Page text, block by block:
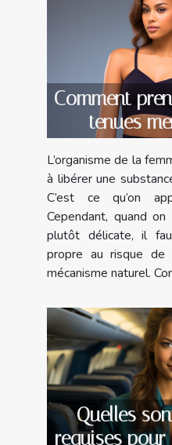
Comment
tenues
L’organisme de la
à libérer une
C’est ce qu’on
Cependant, quand
plutôt délicate, il
propre au risque de
mécanisme naturel.
Quelles
requises pour être